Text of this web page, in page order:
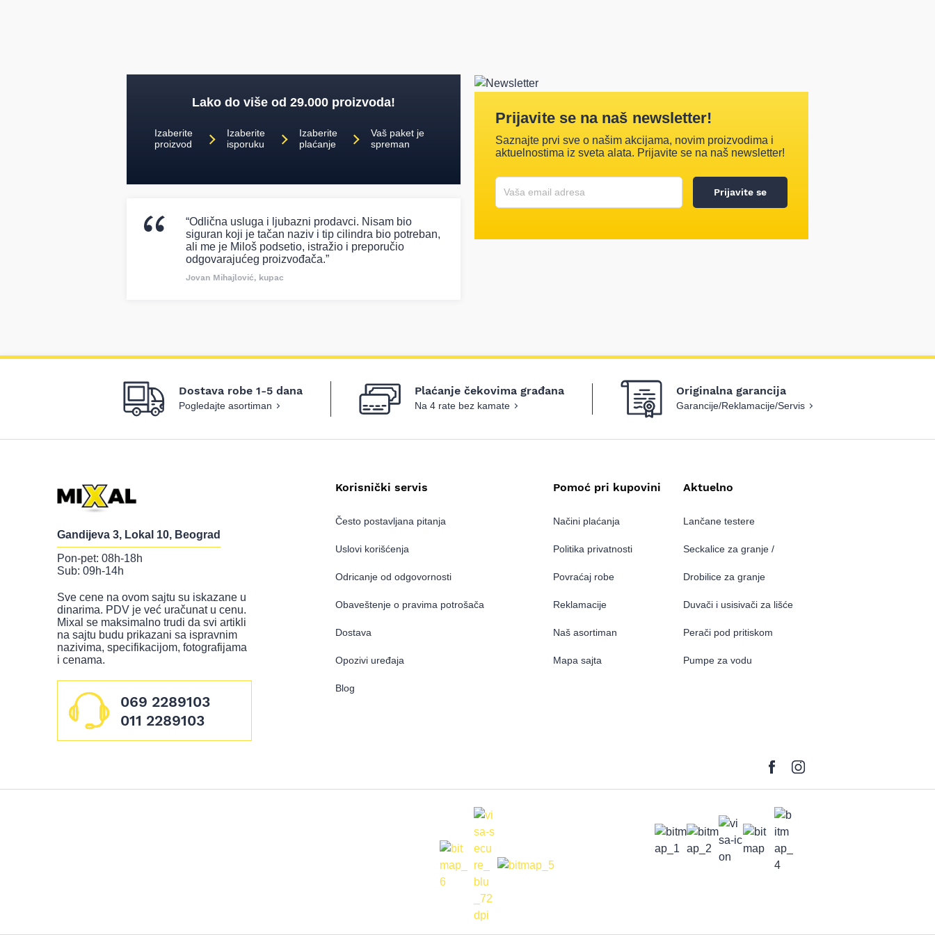
Lako do više od 29.000 proizvoda!
Izaberite
proizvod
Izaberite
isporuku
Izaberite
plaćanje
Vaš paket je
spreman
“Odlična usluga i ljubazni prodavci. Nisam bio
siguran koji je tačan naziv i tip cilindra bio potreban,
ali me je Miloš podsetio, istražio i preporučio
odgovarajućeg proizvođača.”
Jovan Mihajlović, kupac
Prijavite se na naš newsletter!
Saznajte prvi sve o našim akcijama, novim proizvodima i
aktuelnostima iz sveta alata. Prijavite se na naš newsletter!
Prijavite se
Dostava robe 1-5 dana
Pogledajte asortiman
Plaćanje čekovima građana
Na 4 rate bez kamate
Originalna garancija
Garancije/Reklamacije/Servis
Gandijeva 3, Lokal 10, Beograd
Pon-pet: 08h-18h
Sub: 09h-14h
Sve cene na ovom sajtu su iskazane u
dinarima. PDV je već uračunat u cenu.
Mixal se maksimalno trudi da svi artikli
na sajtu budu prikazani sa ispravnim
nazivima, specifikacijom, fotografijama
i cenama.
069 2289103
011 2289103
Korisnički servis
Često postavljana pitanja
Uslovi korišćenja
Odricanje od odgovornosti
Obaveštenje o pravima potrošača
Dostava
Opozivi uređaja
Blog
Pomoć pri kupovini
Načini plaćanja
Politika privatnosti
Povraćaj robe
Reklamacije
Naš asortiman
Mapa sajta
Aktuelno
Lančane testere
Seckalice za granje /
Drobilice za granje
Duvači i usisivači za lišće
Perači pod pritiskom
Pumpe za vodu